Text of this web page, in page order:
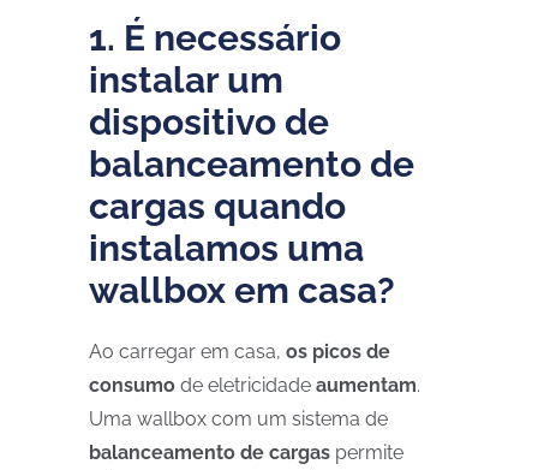
1. É necessário
instalar um
dispositivo de
balanceamento de
cargas quando
instalamos uma
wallbox em casa?
Ao carregar em casa, os picos de
consumo de eletricidade aumentam.
Uma wallbox com um sistema de
balanceamento de cargas permite